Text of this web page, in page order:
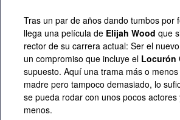
Tras un par de años dando tumbos por
llega una película de Elijah Wood que
rector de su carrera actual: Ser el nuevo
un compromiso que incluye el Locurón
supuesto. Aquí una trama más o
madre pero tampoco demasiado, lo
se pueda rodar con unos pocos
menos.